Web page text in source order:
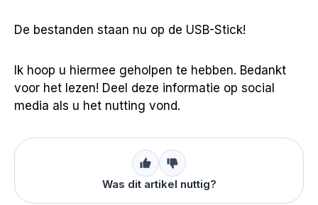
De bestanden staan nu op de USB-Stick!
Ik hoop u hiermee geholpen te hebben. Bedankt
voor het lezen! Deel deze informatie op social
media als u het nutting vond.
Was dit artikel nuttig?